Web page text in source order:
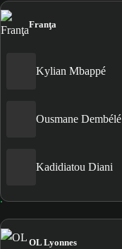
Franţa
Kylian Mbappé
Ousmane Dembélé
Kadidiatou Diani
OL Lyonnes